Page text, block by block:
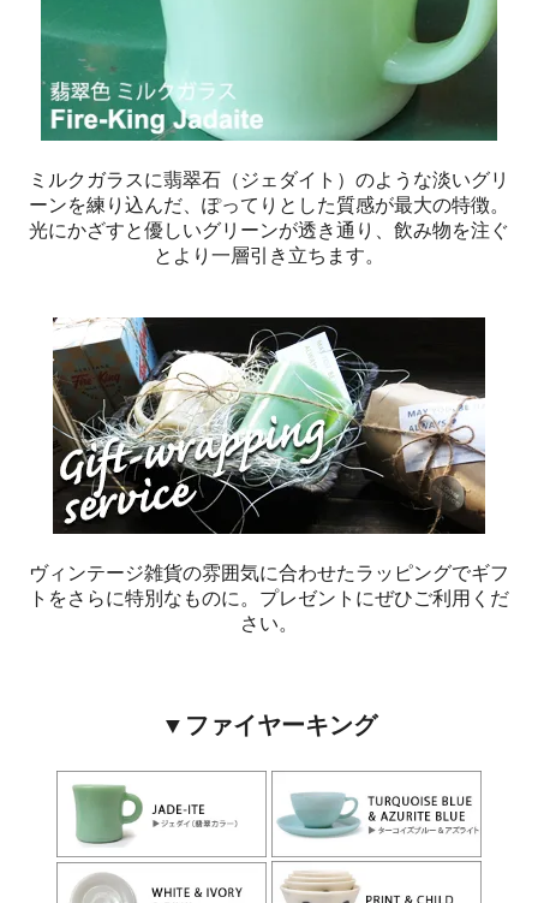
ミルクガラスに翡翠石（ジェダイト）のような淡いグリ
ーンを練り込んだ、ぽってりとした質感が最大の特徴。
光にかざすと優しいグリーンが透き通り、飲み物を注ぐ
とより一層引き立ちます。
ヴィンテージ雑貨の雰囲気に合わせたラッピングでギフ
トをさらに特別なものに。プレゼントにぜひご利用くだ
さい。
▼ファイヤーキング